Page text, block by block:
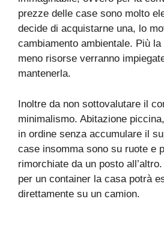
prezze delle case sono molto
decide di acquistarne una, lo
cambiamento ambientale. Più
meno risorse verranno
mantenerla.
Inoltre da non sottovalutare il
minimalismo. Abitazione
in ordine senza accumulare il
case insomma sono su ruote e
rimorchiate da un posto
per un container la casa potrà
direttamente su un camion.